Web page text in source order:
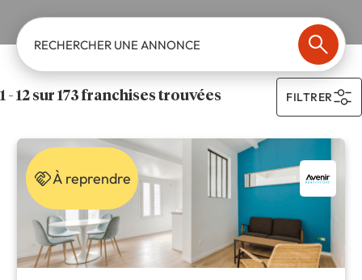
RECHERCHER UNE ANNONCE
1 - 12 sur 173 franchises trouvées FILTRER
À reprendre